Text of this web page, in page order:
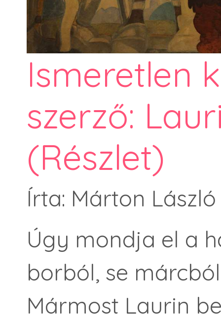
Ismeretlen
szerző:
(Részlet)
Írta: Márton László
Úgy mondja el a
borból, se
Mármost Laurin